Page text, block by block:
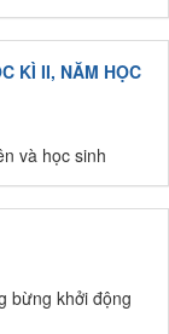
KÌ II, NĂM HỌC
và học sinh
bừng khởi động